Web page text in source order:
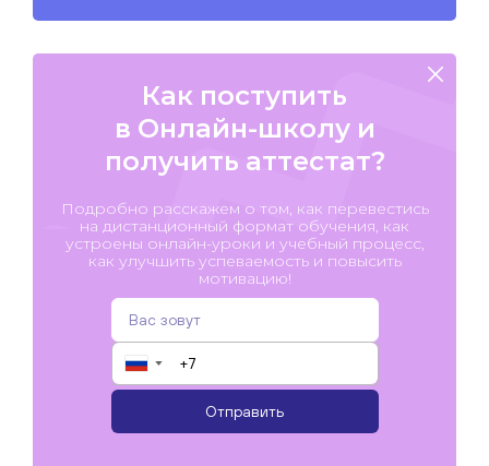
Как поступить
в Онлайн-школу и
получить аттестат?
Подробно расскажем о том, как перевестись
на дистанционный формат обучения, как
устроены онлайн-уроки и учебный процесс,
как улучшить успеваемость и повысить
мотивацию!
▼
Отправить